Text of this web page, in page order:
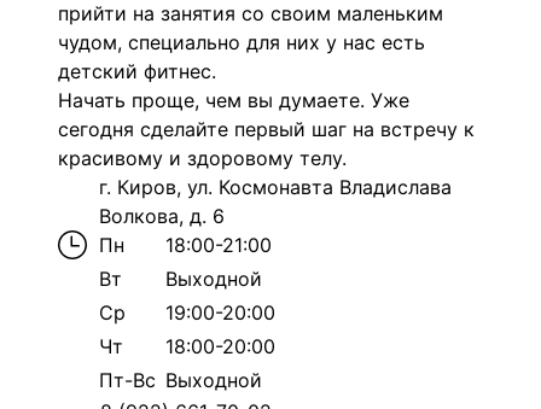
прийти на занятия со своим маленьким
чудом, специально для них у нас есть
детский фитнес.
Начать проще, чем вы думаете. Уже
сегодня сделайте первый шаг на встречу к
красивому и здоровому телу.
г. Киров, ул. Космонавта Владислава
Волкова, д. 6
Пн
18:00-21:00
Вт
Выходной
Ср
19:00-20:00
Чт
18:00-20:00
Пт-Вс Выходной